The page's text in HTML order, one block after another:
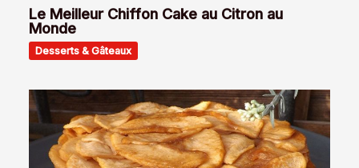
Le Meilleur Chiffon Cake au Citron au
Monde
Desserts & Gâteaux